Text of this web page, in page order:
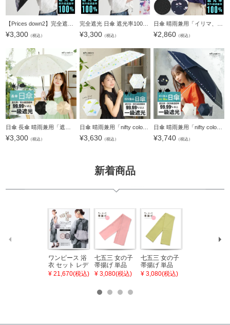
¥3,300 （税込） ¥3,300 （税込） ¥2,860（税込）
¥3,300 （税込） ¥3,630 （税込）
日傘 晴雨兼用「nifty colors 遮光ことりたちミニ55 オフホワイト・ネイビー 2468」遮光 遮熱 撥水 はっ水 防水 UVカット PU加工 折りたたみ 折傘 女性用 レディース women's プレゼント ギフト 母の日【メール便不
¥3,740（税込）
新着商品
ワンピース 浴
衣 セット レデ
ィース 吸水速
乾 ポリエステ
¥ 21,670(税込)
七五三 女の子
帯揚げ 単品
「灰桃色」日
本製 7歳 女児
びあげ 和装 着
¥ 3,080(税込)
七五三 女の子
帯揚げ 単品
「若葉色」日
本製 7歳 女児
¥ 3,080(税込)